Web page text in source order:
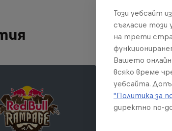
Този уебсайт
съгласие този
на трети
Вашето
всяко време
уебсайта.
"Политика за
директно по-